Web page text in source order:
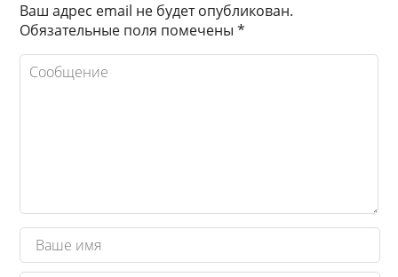
Ваш адрес email не будет опубликован.
Обязательные поля помечены*